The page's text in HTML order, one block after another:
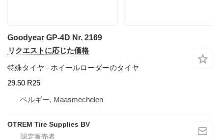
Goodyear GP-4D Nr. 2169
リクエストに応じた価格
特殊タイヤ - ホイールローダーのタイヤ
29.50 R25
ベルギー, Maasmechelen
OTREM Tire Supplies BV